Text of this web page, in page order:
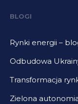
BLOGI
Rynki energii –
Odbudowa
Transformacja
Zielona